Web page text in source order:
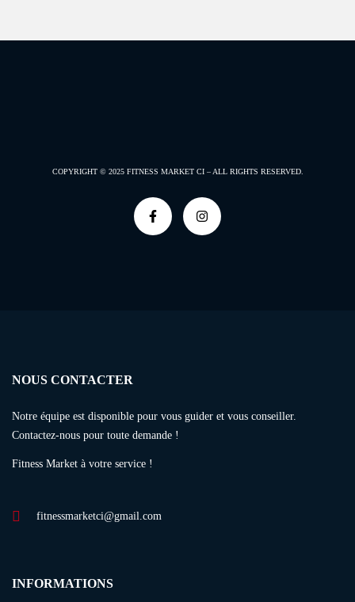
NOUS CONTACTER
Notre équipe est disponible pour vous guider et vous conseiller.
Contactez-nous pour toute demande !
Fitness Market à votre service !
fitnessmarketci@gmail.com
COPYRIGHT © 2025 FITNESS MARKET CI – ALL RIGHTS RESERVED.
INFORMATIONS